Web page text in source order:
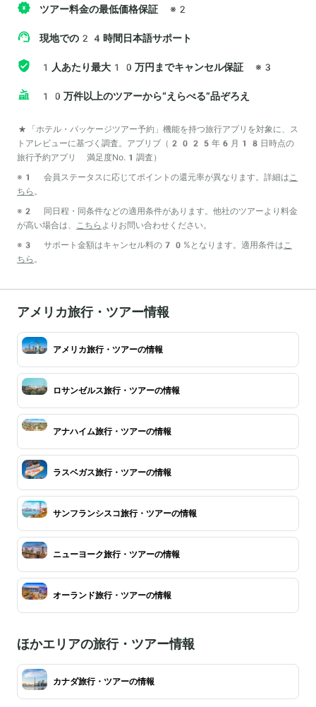
ツアー料金の最低価格保証 ※2
現地での24時間日本語サポート
1人あたり最大10万円までキャンセル保証 ※3
10万件以上のツアーから“えらべる”品ぞろえ
*「ホテル・パッケージツアー予約」機能を持つ旅行アプリを対象に、ス
トアレビューに基づく調査。アプリブ（2025年6月18日時点の
旅行予約アプリ 満足度No.1調査）
※1 会員ステータスに応じてポイントの還元率が異なります。詳細は こ
ちら 。
※2 同日程・同条件などの適用条件があります。他社のツアーより料金
が高い場合は、
こちら よりお問い合わせください。
※3 サポート金額はキャンセル料の70%となります。適用条件は こ
ちら 。
アメリカ旅行・ツアー情報
アメリカ旅行・ツアーの情報
ロサンゼルス旅行・ツアーの情報
アナハイム旅行・ツアーの情報
ラスベガス旅行・ツアーの情報
サンフランシスコ旅行・ツアーの情報
ニューヨーク旅行・ツアーの情報
オーランド旅行・ツアーの情報
ほかエリアの旅行・ツアー情報
カナダ旅行・ツアーの情報